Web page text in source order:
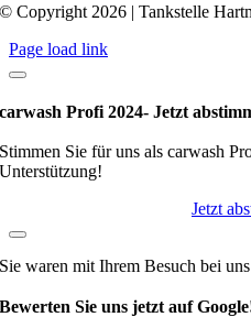
© Copyright 2026 | Tankstelle
Page load link
carwash Profi 2024- Jetzt
Stimmen Sie für uns als carwash
Unterstützung!
Jetzt
Sie waren mit Ihrem Besuch bei
Bewerten Sie uns jetzt auf